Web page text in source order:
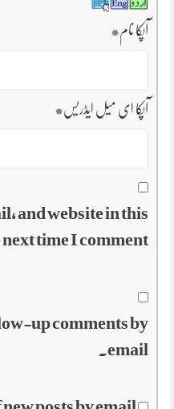
آپکا نام*
آپکا ای میل ایڈریس*
and website in this
time I comment.
up comments by
email.